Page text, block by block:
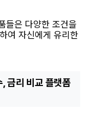
들은 다양한 조건을
여 자신에게 유리한
금리 비교 플랫폼